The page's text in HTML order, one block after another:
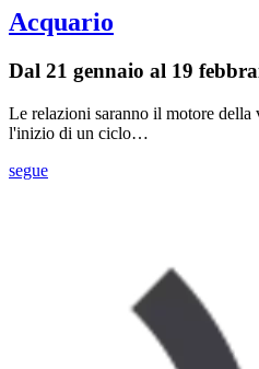
Acquario
Dal 21 gennaio al 19
Le relazioni saranno il motore della
l'inizio di un ciclo…
segue